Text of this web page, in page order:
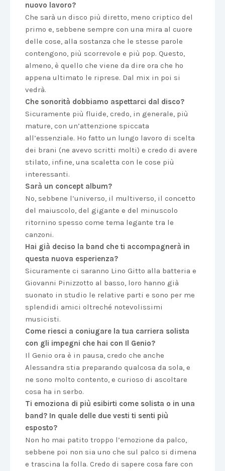
nuovo lavoro?
Che sarà un disco più diretto, meno criptico del
primo e, sebbene sempre con una mira al cuore
delle cose, alla sostanza che le stesse parole
contengono, più scorrevole e più pop. Questo,
almeno, è quello che viene da dire ora che ho
appena ultimato le riprese. Dal mix in poi si
vedrà.
Che sonorità dobbiamo aspettarci dal disco?
Sicuramente più fluide, credo, in generale, più
mature, con un’attenzione spiccata
all’essenziale. Ho fatto un lungo lavoro di scelta
dei brani (ne avevo scritti molti) e credo di avere
stilato, infine, una scaletta con le cose più
interessanti.
Sarà un concept album?
No, sebbene l’universo, il multiverso, il concetto
del maiuscolo, del gigante e del minuscolo
ritornino spesso come tema legante tra le
canzoni.
Hai già deciso la band che ti accompagnerà in
questa nuova esperienza?
Sicuramente ci saranno Lino Gitto alla batteria e
Giovanni Pinizzotto al basso, loro hanno già
suonato in studio le relative parti e sono per me
splendidi amici oltreché notevolissimi
musicisti.
Come riesci a coniugare la tua carriera solista
con gli impegni che hai con Il Genio?
Il Genio ora è in pausa, credo che anche
Alessandra stia preparando qualcosa da sola, e
ne sono molto contento, e curioso di ascoltare
cosa ha in serbo.
Ti emoziona di più esibirti come solista o in una
band? In quale delle due vesti ti senti più
esposto?
Non ho mai patito troppo l’emozione da palco,
sebbene poi non sia uno che sul palco si dimena
e trascina la folla. Credo di sapere cosa fare con